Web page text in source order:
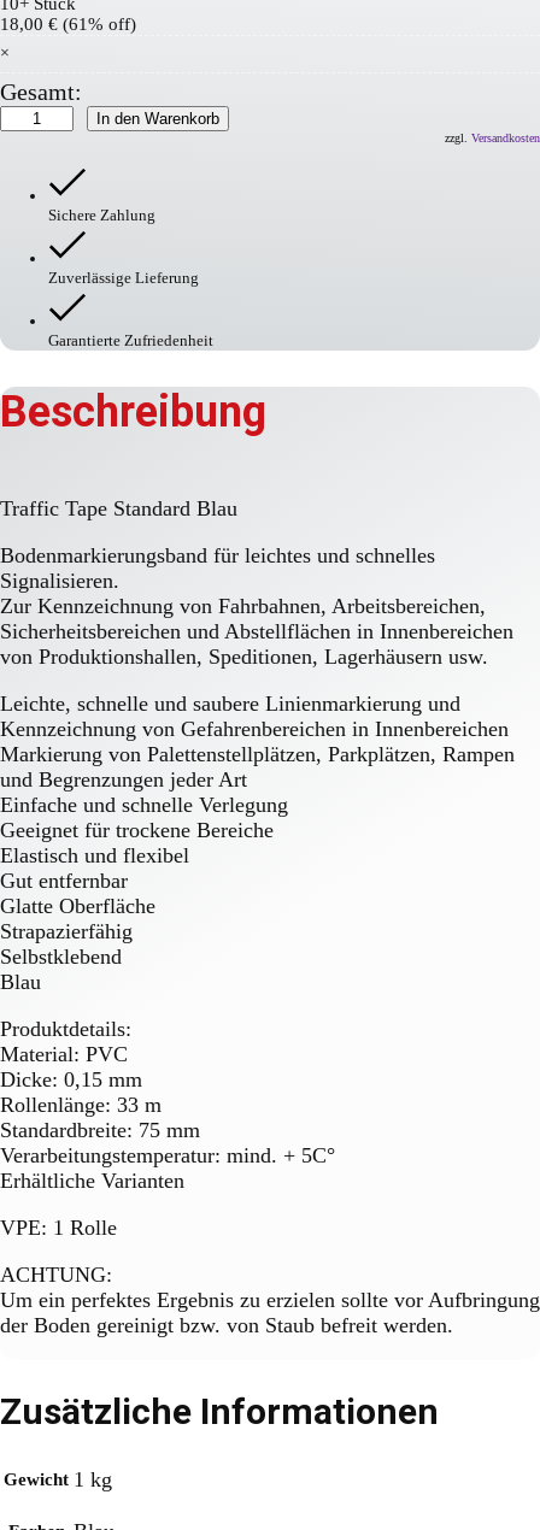
10+ Stück
18,00 € (61% off)
×
Gesamt:
Traffic
Tape
In den Warenkorb
zzgl. Versandkosten
Sichere Zahlung
Zuverlässige Lieferung
Garantierte Zufriedenheit
Beschreibung
Traffic Tape Standard Blau
Bodenmarkierungsband für leichtes und schnelles
Signalisieren.
Zur Kennzeichnung von Fahrbahnen, Arbeitsbereichen,
Sicherheitsbereichen und Abstellflächen in Innenbereichen
von Produktionshallen, Speditionen, Lagerhäusern usw.
Leichte, schnelle und saubere Linienmarkierung und
Kennzeichnung von Gefahrenbereichen in Innenbereichen
Markierung von Palettenstellplätzen, Parkplätzen, Rampen
und Begrenzungen jeder Art
Einfache und schnelle Verlegung
Geeignet für trockene Bereiche
Elastisch und flexibel
Gut entfernbar
Glatte Oberfläche
Strapazierfähig
Selbstklebend
Blau
Produktdetails:
Material: PVC
Dicke: 0,15 mm
Rollenlänge: 33 m
Standardbreite: 75 mm
Verarbeitungstemperatur: mind. + 5C°
Erhältliche Varianten
VPE: 1 Rolle
ACHTUNG:
Um ein perfektes Ergebnis zu erzielen sollte vor Aufbringung
der Boden gereinigt bzw. von Staub befreit werden.
Zusätzliche Informationen
Gewicht 1 kg